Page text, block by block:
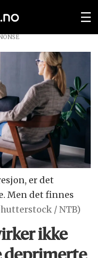
er det
Men det finnes
/ NTB)
ikke